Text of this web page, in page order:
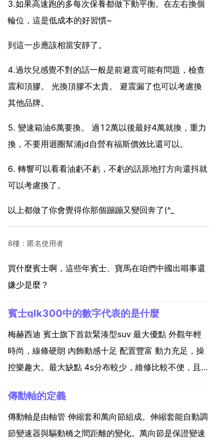
3.如果高速跑的多每次保養都做下動平衡。在左右換個
輪位，這是低成本的好習慣~
到這一步應該相當安靜了。
4.過坎兒感覺不對的話一般是前避震可能有問題，檢查
震和頂膠。 光換頂膠不太貴。 避震漏了也可以考慮換
其他品牌。
5. 變速箱油6萬要換。 過12萬以後最好4萬就換，重力
換，不要用迴圈幫浦jd自營有福斯價效比還可以。
6. 轉響可以看看油虧不虧，不虧的話原地打方向還抖就
可以考慮換了。
以上都做了你會覺得你那個蹦蹦又變回奔了(^_
8樓：匿名使用者
買什麼賓士啊，這些年賓士、寶馬在咱們中國出嘚事還
嫌少是麼？
賓士glk300中的數字代表的是什麼
梅赫西迪 賓士旗下首款緊湊型suv 最大優點 外觀年輕
時尚，線條硬朗 內飾動感十足 配置豐富 動力充足，操
控樂趣大。最大缺點 4s分布較少，維修比較不便，且費
士glk整車尺寸與進口車型相當，造型年輕時尚，不失大
氣，線條硬朗，稱 外觀，glk最年輕。...
傳動軸的定義
傳動軸是由軸管 伸縮套和萬向節組成。伸縮套能自動調
節變速器與驅動橋之間距離的變化。萬向節是保證變速